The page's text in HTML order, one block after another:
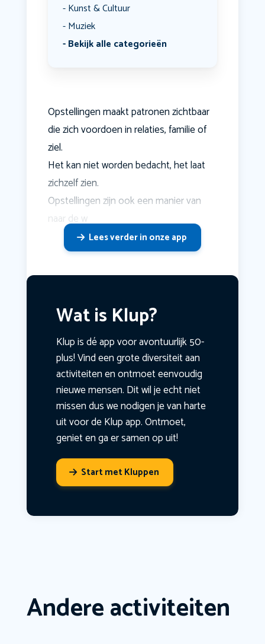
Kunst & Cultuur
Muziek
Bekijk alle categorieën
Opstellingen maakt patronen zichtbaar
die zich voordoen in relaties, familie of
ziel.
Het kan niet worden bedacht, het laat
zichzelf zien.
Opstellingen zijn ook een manier van
naar de w
Lees verder in onze app
Wat is Klup?
Klup is dé app voor avontuurlijk 50-
plus! Vind een grote diversiteit aan
activiteiten en ontmoet eenvoudig
nieuwe mensen. Dit wil je echt niet
missen dus we nodigen je van harte
uit voor de Klup app. Ontmoet,
geniet en ga er samen op uit!
Start met Kluppen
Andere activiteiten